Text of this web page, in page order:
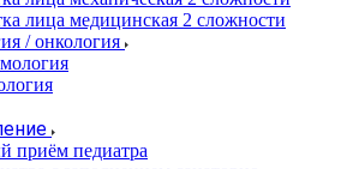
лица медицинская 2 сложности
/ онкология
приём педиатра